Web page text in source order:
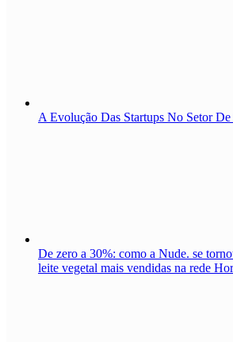
A Evolução Das Startups No Setor
De zero a 30%: como a Nude. se
leite vegetal mais vendidas na rede